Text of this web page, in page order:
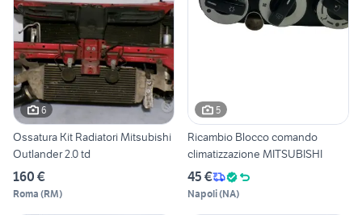
6
Ossatura Kit Radiatori Mitsubishi
Outlander 2.0 td
160 €
Roma (RM)
5
Ricambio Blocco comando
climatizzazione MITSUBISHI
45 €
Napoli(NA)